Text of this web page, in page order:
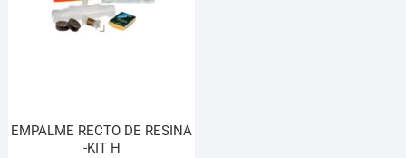
EMPALME RECTO DE RESINA
-KIT H